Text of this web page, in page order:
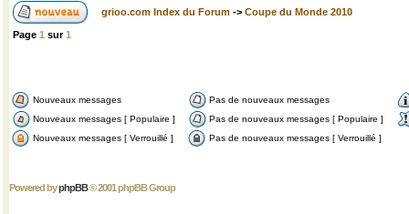
grioo.com Index du Forum -> Coupe du Monde 2010
Page 1 sur1
Nouveaux messages
Pas de nouveaux messages
Nouveaux messages [ Populaire ]
Pas de nouveaux messages [ Populaire ]
Nouveaux messages [ Verrouillé ]
Pas de nouveaux messages [ Verrouillé ]
Powered byphpBB© 2001 phpBB Group